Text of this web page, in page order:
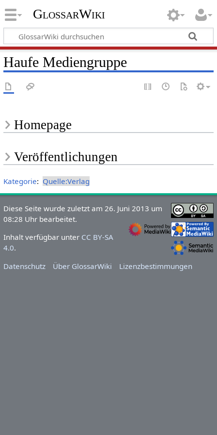
GlossarWiki
Haufe Mediengruppe
Homepage
Veröffentlichungen
Kategorie: Quelle:Verlag
Diese Seite wurde zuletzt am 26. Juni 2013 um
08:28 Uhr bearbeitet.
Inhalt verfügbar unter CC BY-SA
4.0.
Datenschutz
Über GlossarWiki Lizenzbestimmungen